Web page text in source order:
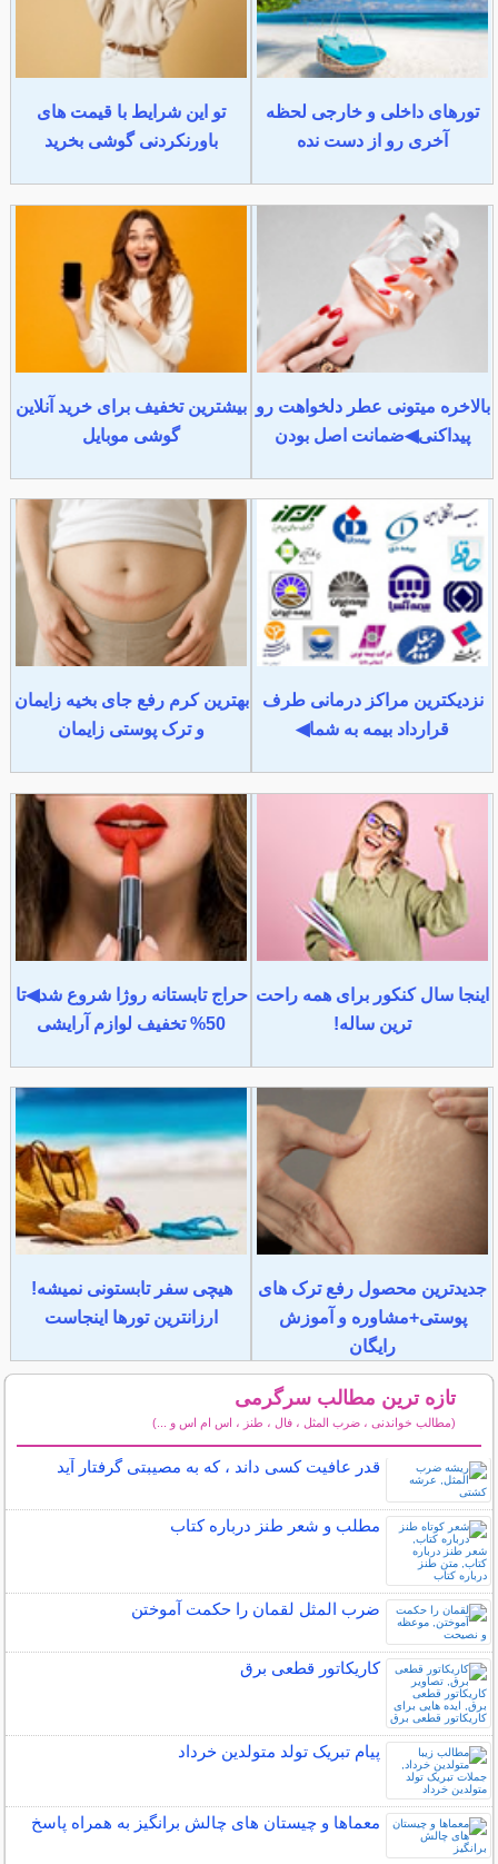
تورهای داخلی و خارجی لحظه
آخری رو از دست نده
تو این شرایط با قیمت های
باورنکردنی گوشی بخرید
بالاخره میتونی عطر دلخواهت رو
پیداکنی◀ضمانت اصل بودن
بیشترین تخفیف برای خرید آنلاین
گوشی موبایل
نزدیکترین مراکز درمانی طرف
قرارداد بیمه به شما◀
بهترین کرم رفع جای بخیه زایمان
و ترک پوستی زایمان
اینجا سال کنکور برای همه راحت
ترین ساله!
حراج تابستانه روژا شروع شد◀تا
50% تخفیف لوازم آرایشی
جدیدترین محصول رفع ترک های
پوستی+مشاوره و آموزش
رایگان
هیچی سفر تابستونی نمیشه!
ارزانترین تورها اینجاست
تازه ترین مطالب سرگرمی
(مطالب خواندنی ، ضرب المثل ، فال ، طنز ، اس ام اس و ...)
قدر عافیت کسی داند ، که به مصیبتی گرفتار آید
مطلب و شعر طنز درباره کتاب
ضرب المثل لقمان را حکمت آموختن
کاریکاتور قطعی برق
پیام تبریک تولد متولدین خرداد
معماها و چیستان های چالش برانگیز به همراه پاسخ